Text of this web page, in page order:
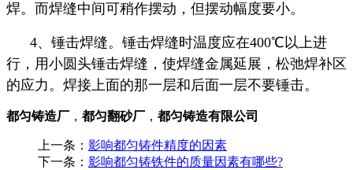
焊。而焊缝中间可稍作摆动，但摆动幅度要小。
4、锤击焊缝。锤击焊缝时温度应在400℃以上进
行，用小圆头锤击焊缝，使焊缝金属延展，松弛焊补区
的应力。焊接上面的那一层和后面一层不要锤击。
都匀铸造厂 ， 都匀翻砂厂 ， 都匀铸造有限公司
上一条： 影响都匀铸件精度的因素
下一条： 影响都匀铸铁件的质量因素有哪些?